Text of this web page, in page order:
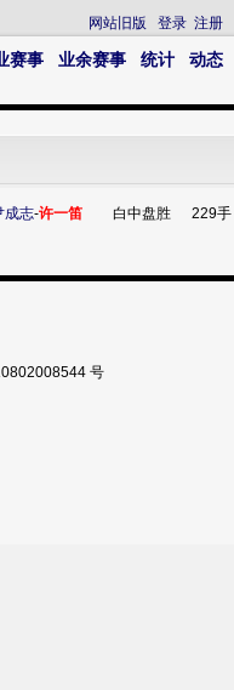
网站旧版 登录 注册
赛事 业余赛事 统计 动态
成志-许一笛 白中盘胜 229手
号